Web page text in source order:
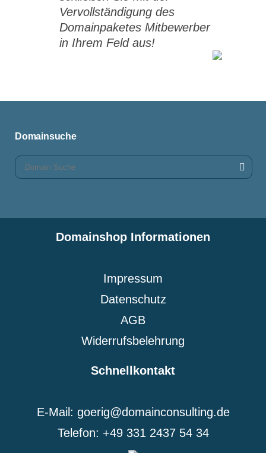
Vervollständigung des
Domainpaketes Mitbewerber
in Ihrem Feld aus!
Domainsuche
Domainshop Informationen
Impressum
Datenschutz
AGB
Widerrufsbelehrung
Schnellkontakt
E-Mail: goerig@domainconsulting.de
Telefon: +49 331 2437 54 34